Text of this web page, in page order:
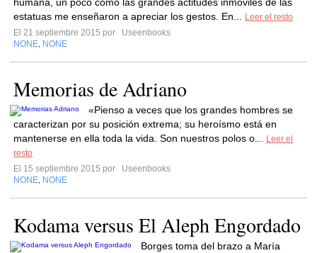
estatuas me enseñaron a apreciar los gestos. En...
Leer el resto
El 21 septiembre 2015 por
Useenbooks
NONE NONE
Memorias de Adriano
«Pienso a veces que los grandes hombres se
caracterizan por su posición extrema; su heroísmo está en
mantenerse en ella toda la vida. Son nuestros polos o...
Leer el
resto
El 15 septiembre 2015 por
Useenbooks
NONE NONE
Kodama versus El Aleph Engordado
Borges toma del brazo a María